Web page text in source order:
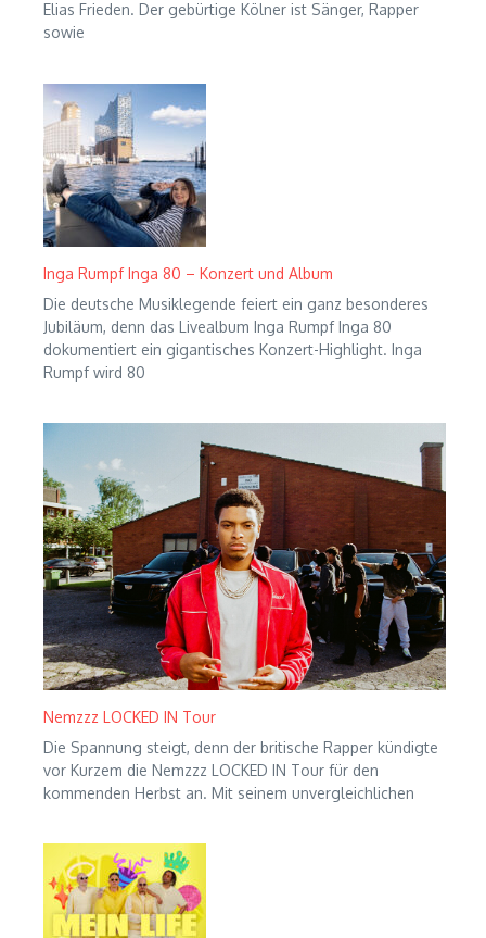
Elias Frieden. Der gebürtige Kölner ist Sänger, Rapper
sowie
Inga Rumpf Inga 80 – Konzert und Album
Die deutsche Musiklegende feiert ein ganz besonderes
Jubiläum, denn das Livealbum Inga Rumpf Inga 80
dokumentiert ein gigantisches Konzert-Highlight. Inga
Rumpf wird 80
Nemzzz LOCKED IN Tour
Die Spannung steigt, denn der britische Rapper kündigte
vor Kurzem die Nemzzz LOCKED IN Tour für den
kommenden Herbst an. Mit seinem unvergleichlichen